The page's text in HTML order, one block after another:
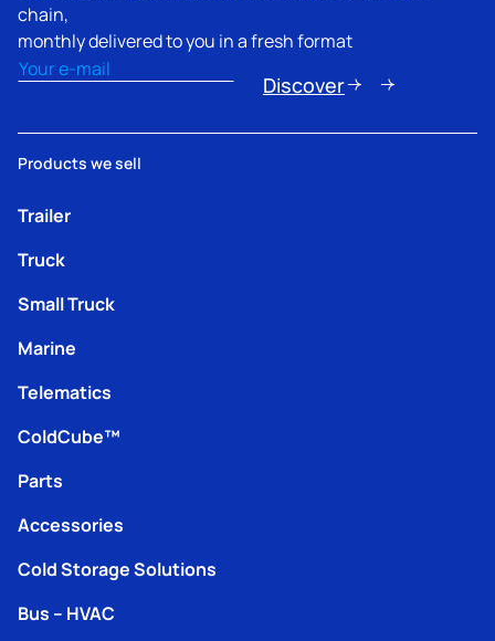
chain,
monthly delivered to you in a fresh format
Email(Obbligatorio)
Discover
Products we sell
Trailer
Truck
Small Truck
Marine
Telematics
ColdCube™
Parts
Accessories
Cold Storage Solutions
Bus – HVAC